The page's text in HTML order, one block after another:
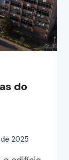
do
2025